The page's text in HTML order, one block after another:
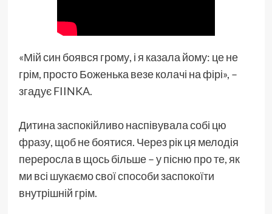
«Мій син боявся грому, і я казала йому: це не
грім, просто Боженька везе колачі на фірі», –
згадує FIINKA.
Дитина заспокійливо наспівувала собі цю
фразу, щоб не боятися. Через рік ця мелодія
переросла в щось більше – у пісню про те, як
ми всі шукаємо свої способи заспокоїти
внутрішній грім.